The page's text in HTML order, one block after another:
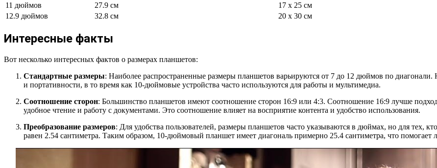
11 дюймов
27.9 см
17 x 25 см
12.9 дюймов
32.8 см 20 x 30 см
Интересные факты
Вот несколько интересных фактов о размерах планшетов:
Стандартные размеры: Наиболее распространенные размеры планшетов варьируются от 7 до 12 дюймов по
и портативности, в то время как 10-дюймовые устройства часто используются для работы и мультимедиа.
Соотношение сторон: Большинство планшетов имеют соотношение сторон 16:9 или 4:3. Соотношение 16:9 лучше
удобное чтение и работу с документами. Это соотношение влияет на восприятие контента и удобство использования.
Преобразование размеров: Для удобства пользователей, размеры планшетов часто указываются в дюймах, но для тех,
равен 2.54 сантиметра. Таким образом, 10-дюймовый планшет имеет диагональ примерно 25.4 сантиметра, что